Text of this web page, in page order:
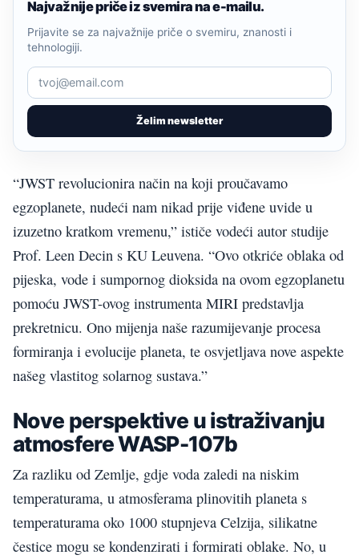
Najvažnije priče iz svemira na e-mailu.
Želim newsletter
Prijavite se za najvažnije priče o svemiru, znanosti i
tehnologiji.
“JWST revolucionira način na koji proučavamo
egzoplanete, nudeći nam nikad prije viđene uvide u
izuzetno kratkom vremenu,” ističe vodeći autor studije
Prof. Leen Decin s KU Leuvena. “Ovo otkriće oblaka od
pijeska, vode i sumpornog dioksida na ovom egzoplanetu
pomoću JWST-ovog instrumenta MIRI predstavlja
prekretnicu. Ono mijenja naše razumijevanje procesa
formiranja i evolucije planeta, te osvjetljava nove aspekte
našeg vlastitog solarnog sustava.”
Nove perspektive u istraživanju
atmosfere WASP-107b
Za razliku od Zemlje, gdje voda zaledi na niskim
temperaturama, u atmosferama plinovitih planeta s
temperaturama oko 1000 stupnjeva Celzija, silikatne
čestice mogu se kondenzirati i formirati oblake. No, u